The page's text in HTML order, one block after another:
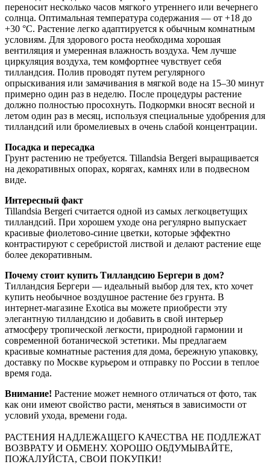
переносит несколько часов мягкого утреннего или вечернего
солнца. Оптимальная температура содержания — от +18 до
+30 °C. Растение легко адаптируется к обычным комнатным
условиям. Для здорового роста необходима хорошая
вентиляция и умеренная влажность воздуха. Чем лучше
циркуляция воздуха, тем комфортнее чувствует себя
тилландсия. Полив проводят путем регулярного
опрыскивания или замачивания в мягкой воде на 15–30 минут
примерно один раз в неделю. После процедуры растение
должно полностью просохнуть. Подкормки вносят весной и
летом один раз в месяц, используя специальные удобрения для
тилландсий или бромелиевых в очень слабой концентрации.
Посадка и пересадка
Грунт растению не требуется. Tillandsia Bergeri выращивается
на декоративных опорах, корягах, камнях или в подвесном
виде.
Интересный факт
Tillandsia Bergeri считается одной из самых легкоцветущих
тилландсий. При хорошем уходе она регулярно выпускает
красивые фиолетово-синие цветки, которые эффектно
контрастируют с серебристой листвой и делают растение еще
более декоративным.
Почему стоит купить Тилландсию Бергери в дом?
Тилландсия Бергери — идеальный выбор для тех, кто хочет
купить необычное воздушное растение без грунта. В
интернет-магазине Exotica вы можете приобрести эту
элегантную тилландсию и добавить в свой интерьер
атмосферу тропической легкости, природной гармонии и
современной ботанической эстетики. Мы предлагаем
красивые комнатные растения для дома, бережную упаковку,
доставку по Москве курьером и отправку по России в теплое
время года.
Внимание! Растение может немного отличаться от фото, так
как они имеют свойство расти, меняться в зависимости от
условий ухода, времени года.
РАСТЕНИЯ НАДЛЕЖАЩЕГО КАЧЕСТВА НЕ ПОДЛЕЖАТ
ВОЗВРАТУ И ОБМЕНУ. ХОРОШО ОБДУМЫВАЙТЕ,
ПОЖАЛУЙСТА, СВОИ ПОКУПКИ!